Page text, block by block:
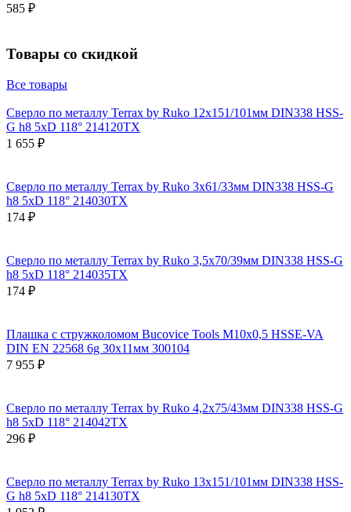
585 ₽
Товары со скидкой
Все товары
Сверло по металлу Terrax by Ruko 12x151/101мм DIN338 HSS-
G h8 5xD 118° 214120TX
1 655 ₽
Сверло по металлу Terrax by Ruko 3x61/33мм DIN338 HSS-G
h8 5xD 118° 214030TX
174 ₽
Сверло по металлу Terrax by Ruko 3,5x70/39мм DIN338 HSS-G
h8 5xD 118° 214035TX
174 ₽
Плашка с стружколомом Bucovice Tools М10х0,5 HSSE-VA
DIN EN 22568 6g 30х11мм 300104
7 955 ₽
Сверло по металлу Terrax by Ruko 4,2x75/43мм DIN338 HSS-G
h8 5xD 118° 214042TX
296 ₽
Сверло по металлу Terrax by Ruko 13x151/101мм DIN338 HSS-
G h8 5xD 118° 214130TX